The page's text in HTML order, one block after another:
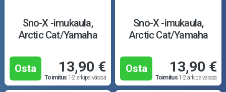
Sno-X -imukaula,
Arctic Cat/Yamaha
Osta 13,90 €
Toimitus 1-2 arkipäivässä
Sno-X -imukaula,
Arctic Cat/Yamaha
Osta 13,90 €
Toimitus1-2 arkipäivässä